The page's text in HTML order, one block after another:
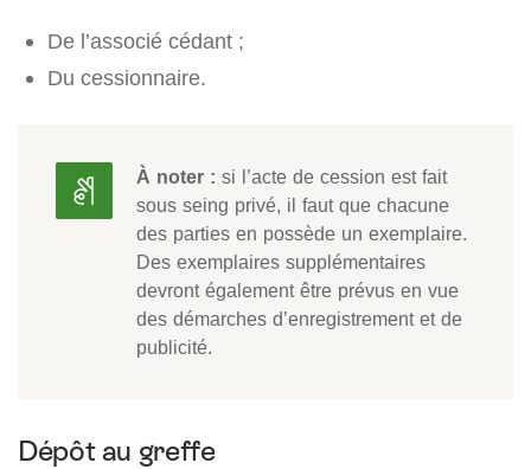
De l’associé cédant ;
Du cessionnaire.
À noter : si l’acte de cession est fait
sous seing privé, il faut que chacune
des parties en possède un exemplaire.
Des exemplaires supplémentaires
devront également être prévus en vue
des démarches d’enregistrement et de
publicité.
Dépôt au greffe